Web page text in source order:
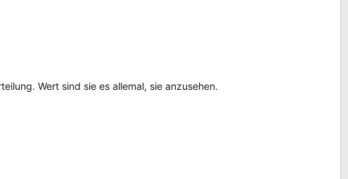
Wert sind sie es allemal, sie anzusehen.